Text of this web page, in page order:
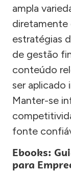
ampla
diretamente
estratégias
de gestão
conteúdo
ser aplicado
Manter-se
fonte
Ebooks:
para